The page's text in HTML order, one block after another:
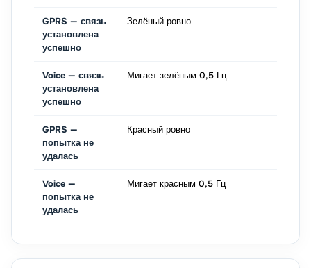
GPRS — связь
установлена
успешно
Зелёный ровно
Voice — связь
установлена
успешно
Мигает зелёным 0,5 Гц
GPRS —
попытка не
удалась
Красный ровно
Voice —
попытка не
удалась
Мигает красным 0,5 Гц